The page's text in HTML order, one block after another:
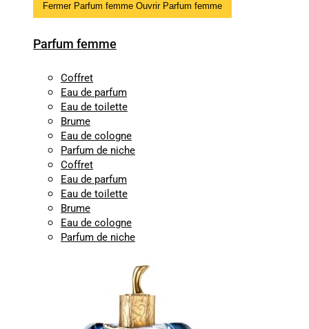
Fermer Parfum femme Ouvrir Parfum femme
Parfum femme
Coffret
Eau de parfum
Eau de toilette
Brume
Eau de cologne
Parfum de niche
Coffret
Eau de parfum
Eau de toilette
Brume
Eau de cologne
Parfum de niche